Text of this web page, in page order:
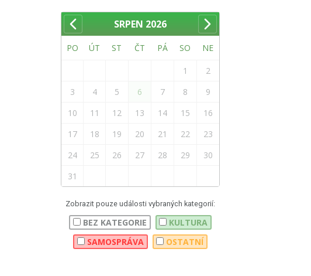
SRPEN 2026
PO ÚT ST ČT PÁ SO NE
1
2
3
4 5 6 7 8
9
10
11 12 13 14 15
16
17
18 19 20 21 22
23
24
25 26 27 28 29
30
31
Zobrazit pouze události vybraných kategorií:
BEZ KATEGORIE
KULTURA
SAMOSPRÁVA
OSTATNÍ